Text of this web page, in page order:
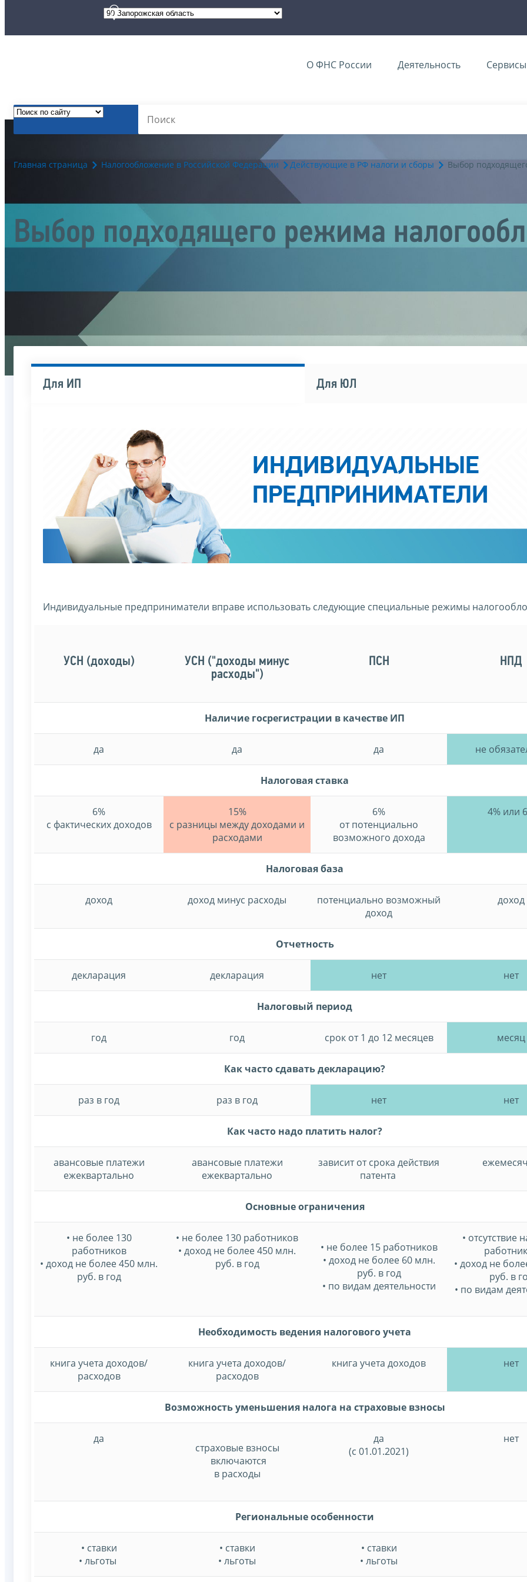
О ФНС России Деятельность Сервисы
Главная страница Налогообложение в Российской Федерации Действующие в РФ налоги и сборы Выбор
Выбор подходящего режима
Для ИП Для ЮЛ
Индивидуальные предприниматели вправе использовать следующие специальные режимы
УСН (доходы)
УСН ("доходы минус
расходы")
ПСН НПД
Наличие госрегистрации в качестве ИП
да да да не
Налоговая ставка
6%
с фактических доходов
15%
с разницы между доходами и
расходами
6%
от потенциально
возможного дохода
4% или
Налоговая база
доход доход минус расходы
потенциально возможный
доход
доход
Отчетность
декларация декларация нет нет
Налоговый период
год год срок от 1 до 12 месяцев месяц
Как часто сдавать декларацию?
раз в год раз в год нет нет
Как часто надо платить налог?
авансовые платежи
ежеквартально
авансовые платежи
ежеквартально
зависит от срока действия
патента
Основные ограничения
• не более 130
работников
• доход не более 450 млн.
руб. в год
• не более 130 работников
• доход не более 450 млн.
руб. в год
• не более 15 работников
• доход не более 60 млн.
руб. в год
• по видам деятельности
• отсутствие
• доход не
руб. в
• по видам
Необходимость ведения налогового учета
книга учета доходов/
расходов
книга учета доходов/
расходов
книга учета доходов нет
Возможность уменьшения налога на страховые взносы
да
страховые взносы
включаются
в расходы
да
(с 01.01.2021)
нет
Региональные особенности
• ставки
• льготы
• ставки
• льготы
• ставки
• льготы